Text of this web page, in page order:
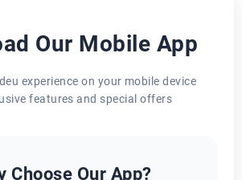
Our Mobile App
experience on your mobile device
features and special offers
Choose Our App?